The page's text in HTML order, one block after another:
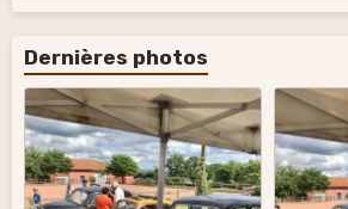
Dernières photos